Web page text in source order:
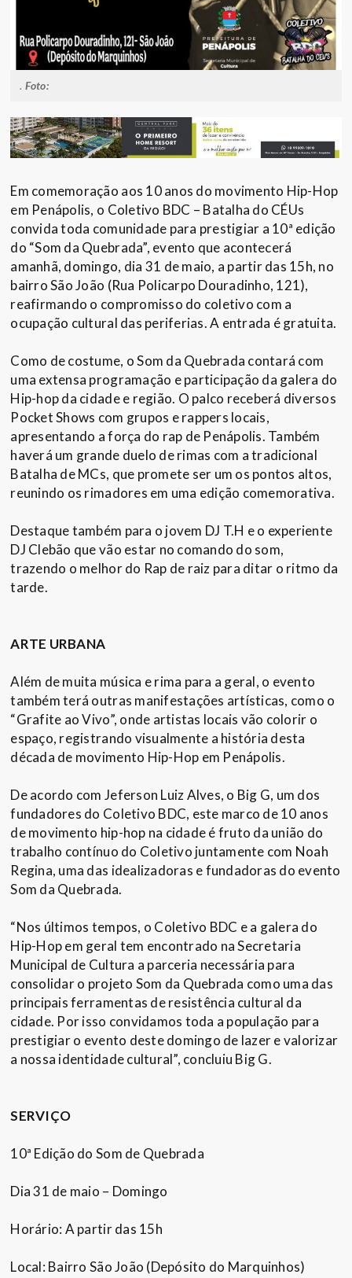
. Foto:
Em comemoração aos 10 anos do movimento Hip-Hop
em Penápolis, o Coletivo BDC – Batalha do CÉUs
convida toda comunidade para prestigiar a 10ª edição
do “Som da Quebrada”, evento que acontecerá
amanhã, domingo, dia 31 de maio, a partir das 15h, no
bairro São João (Rua Policarpo Douradinho, 121),
reafirmando o compromisso do coletivo com a
ocupação cultural das periferias. A entrada é gratuita.
Como de costume, o Som da Quebrada contará com
uma extensa programação e participação da galera do
Hip-hop da cidade e região. O palco receberá diversos
Pocket Shows com grupos e rappers locais,
apresentando a força do rap de Penápolis. Também
haverá um grande duelo de rimas com a tradicional
Batalha de MCs, que promete ser um os pontos altos,
reunindo os rimadores em uma edição comemorativa.
Destaque também para o jovem DJ T.H e o experiente
DJ Clebão que vão estar no comando do som,
trazendo o melhor do Rap de raiz para ditar o ritmo da
tarde.
ARTE URBANA
Além de muita música e rima para a geral, o evento
também terá outras manifestações artísticas, como o
“Grafite ao Vivo”, onde artistas locais vão colorir o
espaço, registrando visualmente a história desta
década de movimento Hip-Hop em Penápolis.
De acordo com Jeferson Luiz Alves, o Big G, um dos
fundadores do Coletivo BDC, este marco de 10 anos
de movimento hip-hop na cidade é fruto da união do
trabalho contínuo do Coletivo juntamente com Noah
Regina, uma das idealizadoras e fundadoras do evento
Som da Quebrada.
“Nos últimos tempos, o Coletivo BDC e a galera do
Hip-Hop em geral tem encontrado na Secretaria
Municipal de Cultura a parceria necessária para
consolidar o projeto Som da Quebrada como uma das
principais ferramentas de resistência cultural da
cidade. Por isso convidamos toda a população para
prestigiar o evento deste domingo de lazer e valorizar
a nossa identidade cultural”, concluiu Big G.
SERVIÇO
10ª Edição do Som de Quebrada
Dia 31 de maio – Domingo
Horário: A partir das 15h
Local: Bairro São João (Depósito do Marquinhos)